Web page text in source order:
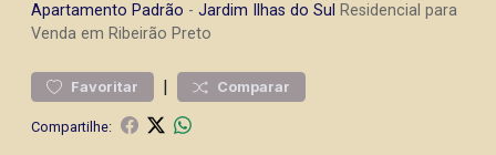
Apartamento Padrão - Jardim Ilhas do Sul Residencial para
Venda em Ribeirão Preto
Favoritar | Comparar
Compartilhe: